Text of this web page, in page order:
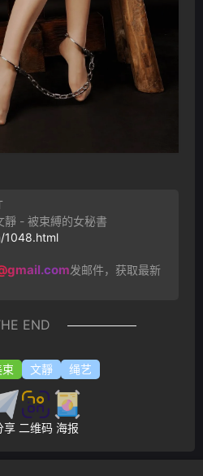
- 被束縛的女秘書
1048.html
发邮件，获取最新
END
文靜 绳艺
享 二维码 海报